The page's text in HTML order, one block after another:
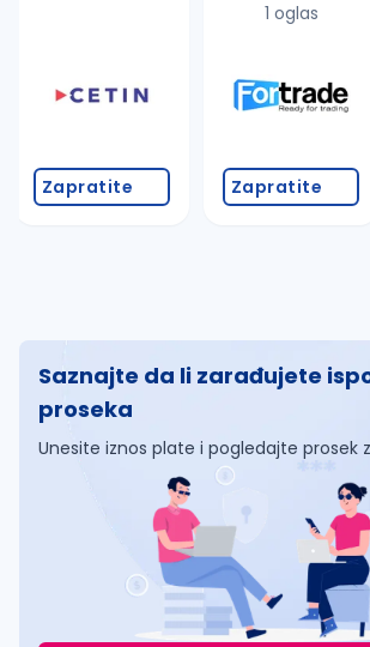
Zapratite
1 oglas
Zapratite
Saznajte da li zarađujete
proseka
Unesite iznos plate i pogledajte prosek